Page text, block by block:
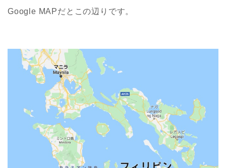
Google MAPだとこの辺りです。